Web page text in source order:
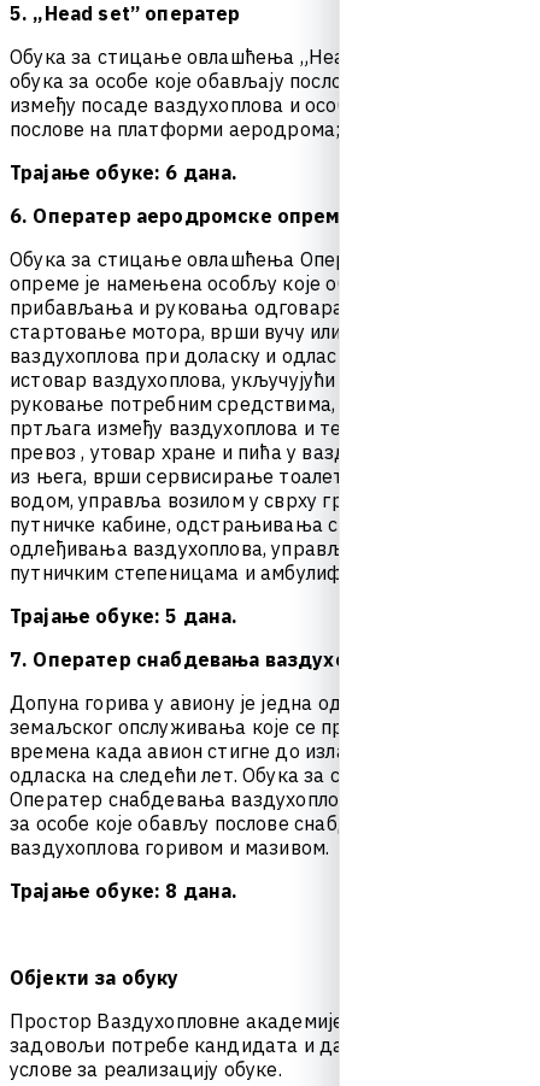
5. „Head set” оператер
Обука за стицање овлашћења „Hea
обука за особе које обављају посло
између посаде ваздухоплова и особ
послове на платформи аеродрома;
Трајање обуке: 6 дана.
6. Оператер аеродромске опреме
Обука за стицање овлашћења Опер
опреме је намењена особљу које об
прибављања и руковања одговара
стартовање мотора, врши вучу или
ваздухоплова при доласку и одлас
истовар ваздухоплова, укључујући
руковање потребним средствима,
пртљага између ваздухоплова и те
превоз , утовар хране и пића у вазд
из њега, врши сервисирање тоалет
водом, управља возилом у сврху гр
путничке кабине, одстрањивања с
одлеђивања ваздухоплова, управљ
путничким степеницама и амбулиф
Трајање обуке: 5 дана.
7. Оператер снабдевања ваздухоплова горивом
Допуна горива у авиону је једна од
земаљског опслуживања које се пр
времена када авион стигне до изла
одласка на следећи лет. Обука за с
Оператер снабдевања ваздухопло
за особе које обављу послове снабд
ваздухоплова горивом и мазивом.
Трајање обуке: 8 дана.
Објекти за обуку
Простор Ваздухопловне академије
задовољи потребе кандидата и да
услове за реализацију обуке.